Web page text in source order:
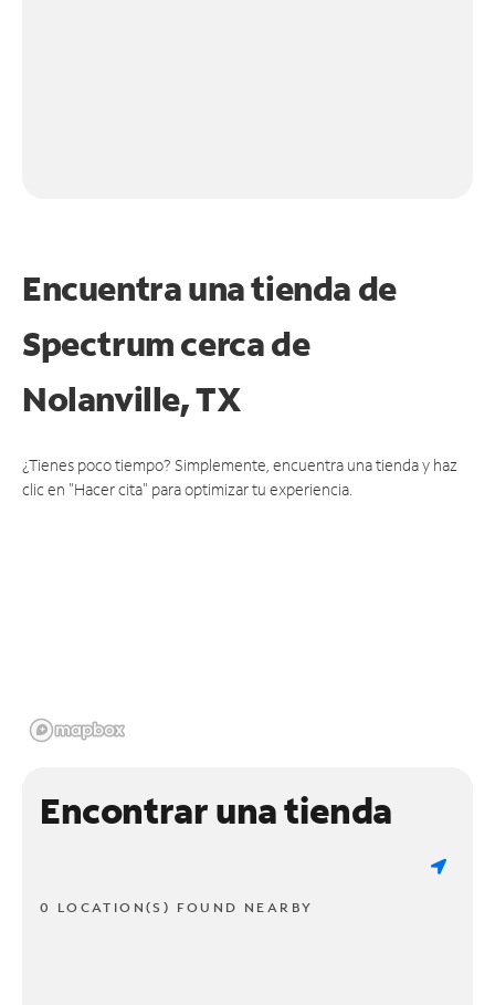
Encuentra una tienda de
Spectrumcerca de
Nolanville, TX
¿Tienes poco tiempo? Simplemente, encuentra una tienda y haz
clic en "Hacer cita" para optimizar tu experiencia.
Encontrar una tienda
0 LOCATION(S) FOUND NEARBY